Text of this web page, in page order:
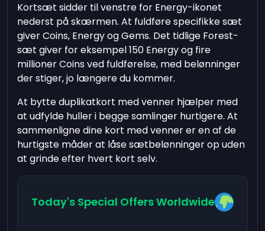
Kortsæt sidder til venstre for Energy-ikonet
nederst på skærmen. At fuldføre specifikke sæt
giver Coins, Energy og Gems. Det tidlige Forest-
sæt giver for eksempel 150 Energy og fire
millioner Coins ved fuldførelse, med belønninger
der stiger, jo længere du kommer.
At bytte duplikatkort med venner hjælper med
at udfylde huller i begge samlinger hurtigere. At
sammenligne dine kort med venner er en af de
hurtigste måder at låse sætbelønninger op uden
at grinde efter hvert kort selv.
Today's Special Offers Worldwide